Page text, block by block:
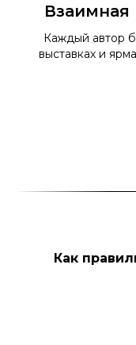
Взаимная
Каждый автор
выставках и
Как